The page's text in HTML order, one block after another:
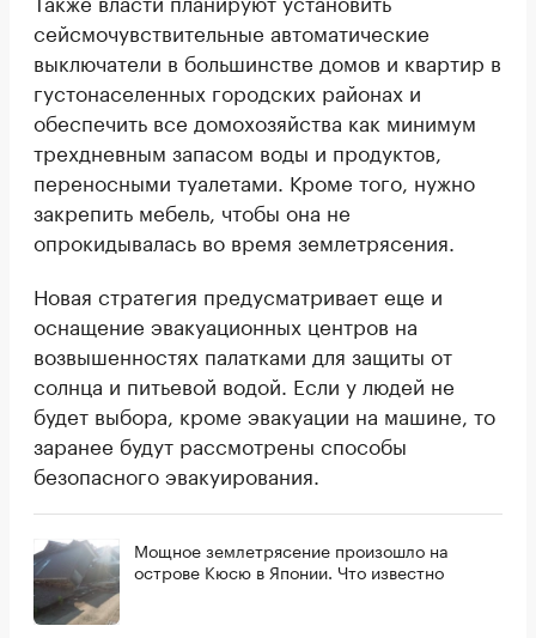
сейсмочувствительные автоматические
выключатели в большинстве домов и квартир в
густонаселенных городских районах и
обеспечить все домохозяйства как минимум
трехдневным запасом воды и продуктов,
переносными туалетами. Кроме того, нужно
закрепить мебель, чтобы она не
опрокидывалась во время землетрясения.
Новая стратегия предусматривает еще и
оснащение эвакуационных центров на
возвышенностях палатками для защиты от
солнца и питьевой водой. Если у людей не
будет выбора, кроме эвакуации на машине, то
заранее будут рассмотрены способы
безопасного эвакуирования.
Мощное землетрясение произошло на
острове Кюсю в Японии. Что известно